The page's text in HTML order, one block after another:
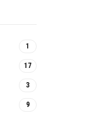
1
17
3
9